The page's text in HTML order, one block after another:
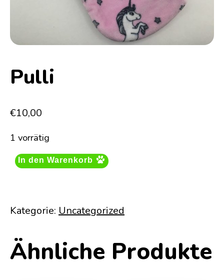
Pulli
€10,00
1 vorrätig
In den Warenkorb
Kategorie: Uncategorized
Ähnliche Produkte